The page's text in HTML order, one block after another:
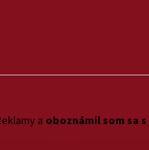
a oboznámil som sa s